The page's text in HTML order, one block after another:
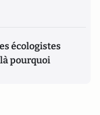
écologistes
pourquoi